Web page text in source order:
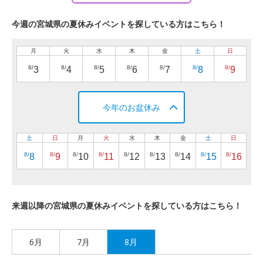
今週の宮城県の夏休みイベントを探している方はこちら！
月
8/3
火
8/4
水
8/5
木
8/6
金
8/7
土
8/8
日
8/9
今年のお盆休み
土
8/8
日
8/9
月
8/10
火
8/11
水
8/12
木
8/13
金
8/14
土
8/15
日
8/16
来週以降の宮城県の夏休みイベントを探している方はこちら！
6月 7月 8月